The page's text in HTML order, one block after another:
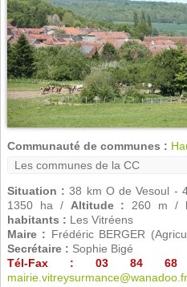
Communauté de communes :
Situation : 38 km O de Vesoul -
1350 ha / Altitude : 260 m /
habitants : Les Vitréens
Maire : Frédéric BERGER
Secrétaire : Sophie Bigé
Tél-Fax : 03 84
mairie.vitreysurmance@wanadoo.fr